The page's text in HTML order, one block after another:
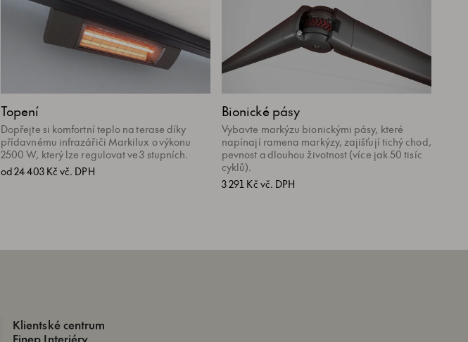
Topení
Dopřejte si komfortní teplo na terase díky
přídavnému infrazářiči Markilux o výkonu
2500 W, který lze regulovat ve 3 stupních.
od 24 403 Kč vč. DPH
Bionické pásy
Vybavte markýzu bionickými pásy, které
napínají ramena markýzy, zajišťují tichý chod,
pevnost a dlouhou životnost (více jak 50 tisíc
cyklů).
3 291 Kč vč. DPH
Klientské centrum
Finep Interiéry